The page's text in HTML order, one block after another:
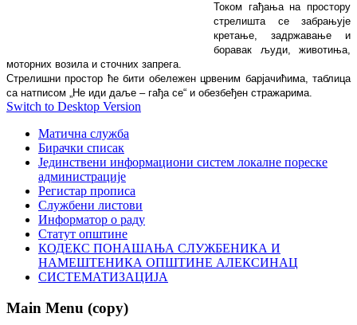
Током гађања на простору
стрелишта се забрањује
кретање, задржавање и
боравак људи, животиња,
моторних возила и сточних запрега.
Стрелишни простор ће бити обележен црвеним барјачићима, таблица
са натписом „Не иди даље – гађа се“ и обезбеђен стражарима.
Switch to Desktop Version
Матична служба
Бирачки списак
Јединствени информациони систем локалне пореске
администрације
Регистар прописа
Службени листови
Информатор о раду
Статут општине
КОДЕКС ПОНАШАЊА СЛУЖБЕНИКА И
НАМЕШТЕНИКА ОПШТИНЕ АЛЕКСИНАЦ
СИСТЕМАТИЗАЦИЈА
Main Menu (copy)